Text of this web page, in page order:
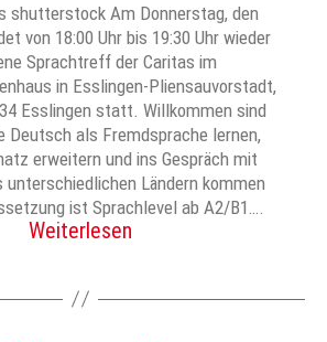
shutterstock Am Donnerstag, den
von 18:00 Uhr bis 19:30 Uhr wieder
Sprachtreff der Caritas im
in Esslingen-Pliensauvorstadt,
Esslingen statt. Willkommen sind
Deutsch als Fremdsprache lernen,
erweitern und ins Gespräch mit
unterschiedlichen Ländern kommen
ist Sprachlevel ab A2/B1….
Weiterlesen